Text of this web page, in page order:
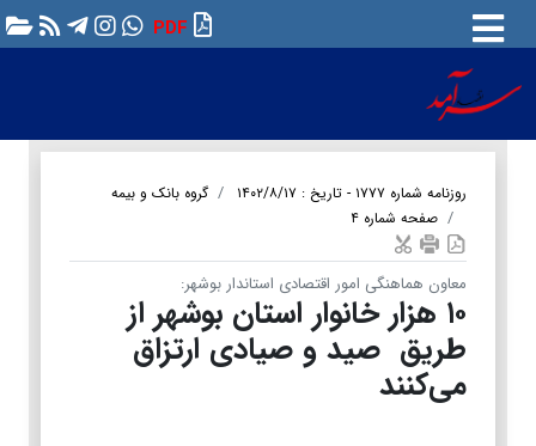
PDF
روزنامه شماره ۱۷۷۷ - تاریخ : ۱۴۰۲/۸/۱۷
گروه بانک و بیمه
صفحه شماره ۴
معاون هماهنگی امور اقتصادی استاندار بوشهر:
۱۰ هزار خانوار استان بوشهر از
طریق صید و صیادی ارتزاق
می‌کنند